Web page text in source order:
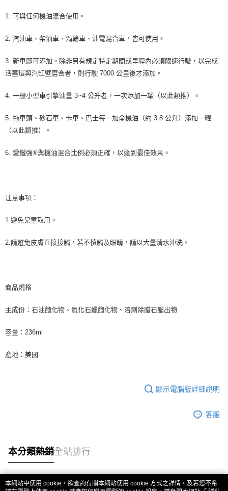
1. 可與任何機油混合使用。
2. 汽油車、柴油車、渦輪車、油電混合車，皆可使用。
3. 新車即可添加。除非另有規定特定期間或里程內必須限速行駛，以完成
活塞環與汽缸壁磨合者，則行駛 7000 公里後才添加。
4. 一般小型車引擎油量 3~4 公升者，一次添加一罐（以此類推）。
5. 拖車頭、砂石車、卡車、巴士每一加侖機油（約 3.8 公升）添加一罐
（以此類推）。
6. 愛鐵強®與機油混合比例必須正確，以達到最佳效果。
注意事項：
1.避免兒童取用。
2.請避免皮膚直接接觸，若不慎觸及眼睛，請以大量清水沖洗。
商品規格
主成份：石油餾化物、氫化石蠟餾化物、溶劑除腊石餾出物
容量：236ml
產地：美國
顯示電腦版詳細說明
客服
本分類熱銷全站排行
本網站中使用 cookie，欲查詢有關本網站使用 cookie 方式之詳情，及若您不希